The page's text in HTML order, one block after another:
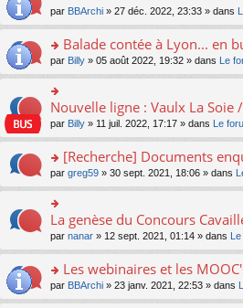
nt
s
e
nt
lu
le
pl
u
s
c
nt
n
lu
le
pl
u
s
c
e
nt
e
a
g
e
n
o
lu
pl
u
s
ré
c
e
nt
ult
er
le
m
e
s
g
e
n
o
lu
pl
u
s
ré
e
nt
o
n
ult
er
le
m
e
s
g
e
n
o
n
le
u
s
ré
par BBArchi » 27 déc. 2022, 23:33 » dans
o
n
s
ult
er
le
m
e
s
a
e
n
o
n
le
Balade contée à Lyon... en
par Billy » 05 août 2022, 19:32 » dans Le
o
n
er
le
m
e
s
a
g
e
n
o
Nouvelle ligne : Vaulx La
par Billy » 11 juil. 2022, 17:17 » dans Le
o
n
s
ult
er
le
m
e
s
[Recherche] Documents
par greg59 » 30 sept. 2021, 18:06 » dans
n
er
le
m
La genèse du Concours
par nanar » 12 sept. 2021, 01:14 » dans
o
n
Les webinaires et les
par BBArchi » 23 janv. 2021, 22:53 » dans